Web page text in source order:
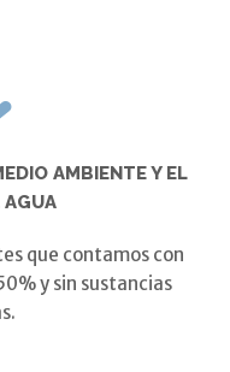
AMBIENTE Y EL
AGUA
que contamos con
y sin sustancias